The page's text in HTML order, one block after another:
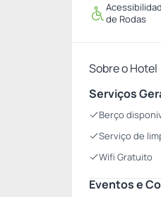
de Rodas
Sobre o Hotel
Serviços
Berço
Serviço de
Wifi Gratuito
Eventos e